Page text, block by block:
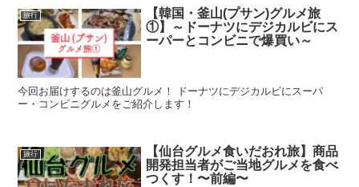
旅行
【韓国・釜山(プサン)グルメ旅
①】～ドーナツにデジカルビにス
ーパーとコンビニで爆買い～
今回お届けするのは釜山グルメ！ ドーナツにデジカルビにスーパ
ー・コンビニグルメをご紹介します！
旅行
【仙台グルメ食いだおれ旅】商品
開発担当者がご当地グルメを食べ
つくす！〜前編〜